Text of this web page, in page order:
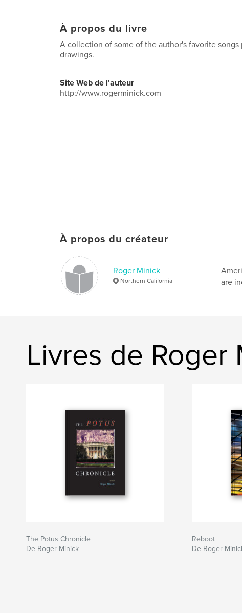
À propos du livre
A collection of some of the author's favorite songs
drawings.
Site Web de l'auteur
http://www.rogerminick.com
À propos du créateur
Roger Minick
Northern California
are
Livres de Roger
The Potus Chronicle
De Roger Minick
Reboot
De Roger